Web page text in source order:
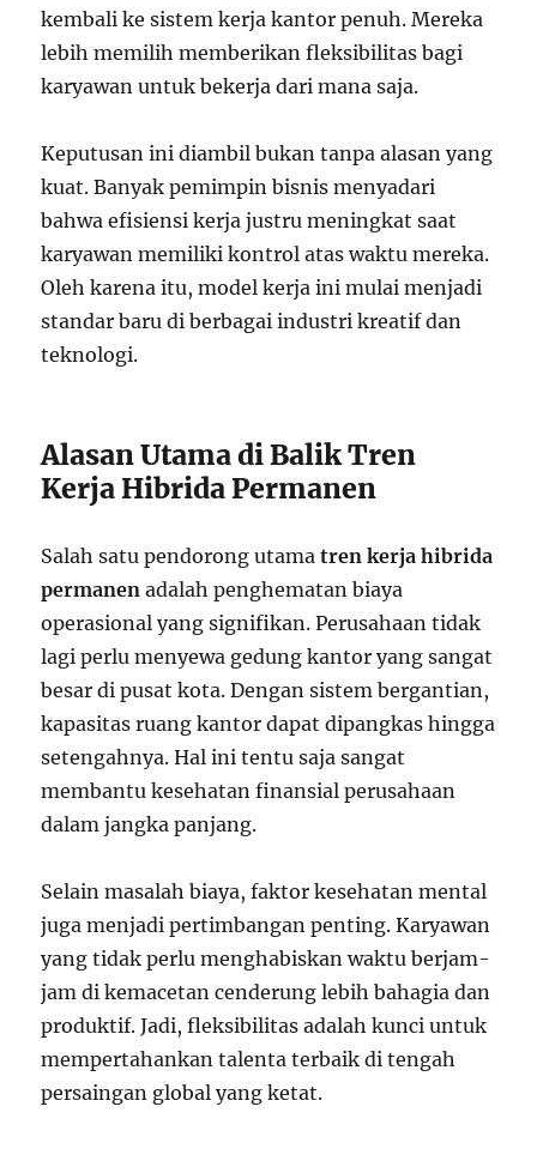
kembali ke sistem kerja kantor penuh. Mereka
lebih memilih memberikan fleksibilitas bagi
karyawan untuk bekerja dari mana saja.
Keputusan ini diambil bukan tanpa alasan yang
kuat. Banyak pemimpin bisnis menyadari
bahwa efisiensi kerja justru meningkat saat
karyawan memiliki kontrol atas waktu mereka.
Oleh karena itu, model kerja ini mulai menjadi
standar baru di berbagai industri kreatif dan
teknologi.
Alasan Utama di Balik Tren
Kerja Hibrida Permanen
Salah satu pendorong utamatren kerja hibrida
permanen adalah penghematan biaya
operasional yang signifikan. Perusahaan tidak
lagi perlu menyewa gedung kantor yang sangat
besar di pusat kota. Dengan sistem bergantian,
kapasitas ruang kantor dapat dipangkas hingga
setengahnya. Hal ini tentu saja sangat
membantu kesehatan finansial perusahaan
dalam jangka panjang.
Selain masalah biaya, faktor kesehatan mental
juga menjadi pertimbangan penting. Karyawan
yang tidak perlu menghabiskan waktu berjam-
jam di kemacetan cenderung lebih bahagia dan
produktif. Jadi, fleksibilitas adalah kunci untuk
mempertahankan talenta terbaik di tengah
persaingan global yang ketat.